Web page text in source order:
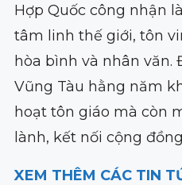
Hợp Quốc công nhận
tâm linh thế giới, tôn
hòa bình và nhân văn.
Vũng Tàu hằng năm
hoạt tôn giáo mà còn
lành, kết nối cộng
XEM THÊM CÁC TIN